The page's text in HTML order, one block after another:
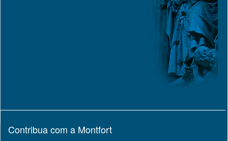
Contribua com a Montfort